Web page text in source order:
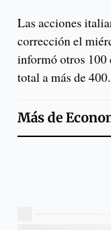
Las acciones
corrección el
informó otros 100
total a más de 400.
Más de